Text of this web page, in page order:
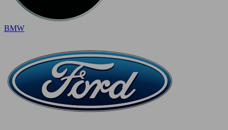
BMW